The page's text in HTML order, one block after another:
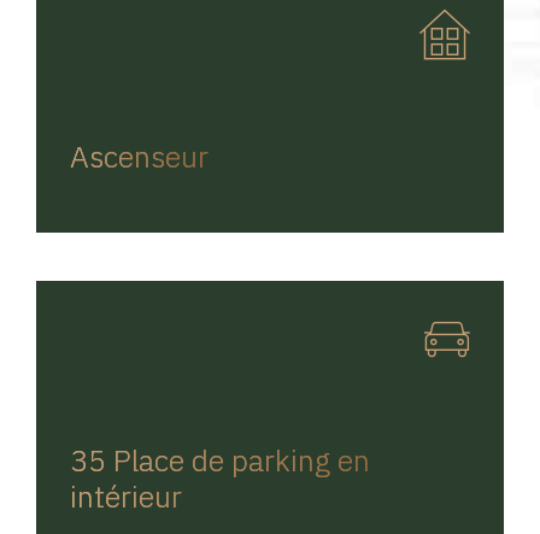
Ascenseur
35 Place de parking en
intérieur